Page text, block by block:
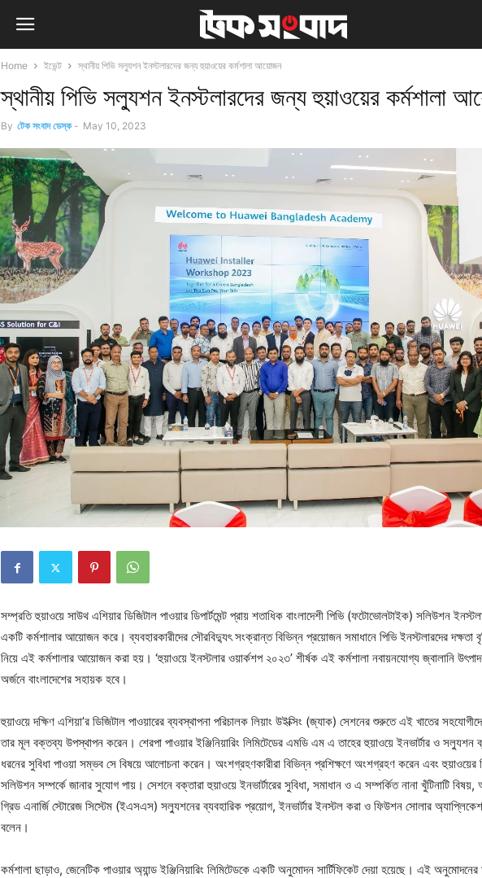
Home ইভেন্ট স্থানীয় পিভি সল্যুশন ইনস্টলারদের জন্য হুয়াওয়ের কর্মশালা আয়োজন
স্থানীয় পিভি সল্যুশন ইনস্টলারদের জন্য হুয়াওয়ের কর্মশালা
By টেক সংবাদ ডেস্ক - May 10, 2023
সম্প্রতি হুয়াওয়ে সাউথ এশিয়ার ডিজিটাল পাওয়ার ডিপার্টমেন্ট প্রায় শতাধিক বাংলাদেশী পিভি (ফটোভোলটাইক) সলিউশন
একটি কর্মশালার আয়োজন করে। ব্যবহারকারীদের সৌরবিদ্যুৎ সংক্রান্ত বিভিন্ন প্রয়োজন সমাধানে পিভি ইনস্টলারদের দক্ষতা
নিয়ে এই কর্মশালার আয়োজন করা হয়। ‘হুয়াওয়ে ইনস্টলার ওয়ার্কশপ ২০২৩’ শীর্ষক এই কর্মশালা নবায়নযোগ্য জ্বালানি
অর্জনে বাংলাদেশের সহায়ক হবে।
হুয়াওয়ে দক্ষিণ এশিয়া’র ডিজিটাল পাওয়ারের ব্যবস্থাপনা পরিচালক লিয়াং উইক্সিং (জ্যাক) সেশনের শুরুতে এই খাতের
তার মূল বক্তব্য উপস্থাপন করেন। শেরপা পাওয়ার ইঞ্জিনিয়ারিং লিমিটেডের এমডি এম এ তাহের হুয়াওয়ে ইনভার্টার ও সল্যুশন
ধরনের সুবিধা পাওয়া সম্ভব সে বিষয়ে আলোচনা করেন। অংশগ্রহণকারীরা বিভিন্ন প্রশিক্ষণে অংশগ্রহণ করেন এবং হুয়াওয়ের
সলিউশন সম্পর্কে জানার সুযোগ পায়। সেশনে বক্তারা হুয়াওয়ে ইনভার্টারের সুবিধা, সমাধান ও এ সম্পর্কিত নানা খুঁটিনাটি
গ্রিড এনার্জি স্টোরেজ সিস্টেম (ইএসএস) সল্যুশনের ব্যবহারিক প্রয়োগ, ইনভার্টার ইনস্টল করা ও ফিউশন সোলার
বলেন।
কর্মশালা ছাড়াও, জেনেটিক পাওয়ার অ্যান্ড ইঞ্জিনিয়ারিং লিমিটেডকে একটি অনুমোদন সার্টিফিকেট দেয়া হয়েছে। এই অনুমোদনের